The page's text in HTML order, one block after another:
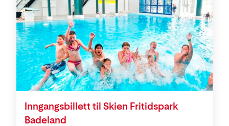
Inngangsbillett til Skien Fritidspark
Badeland